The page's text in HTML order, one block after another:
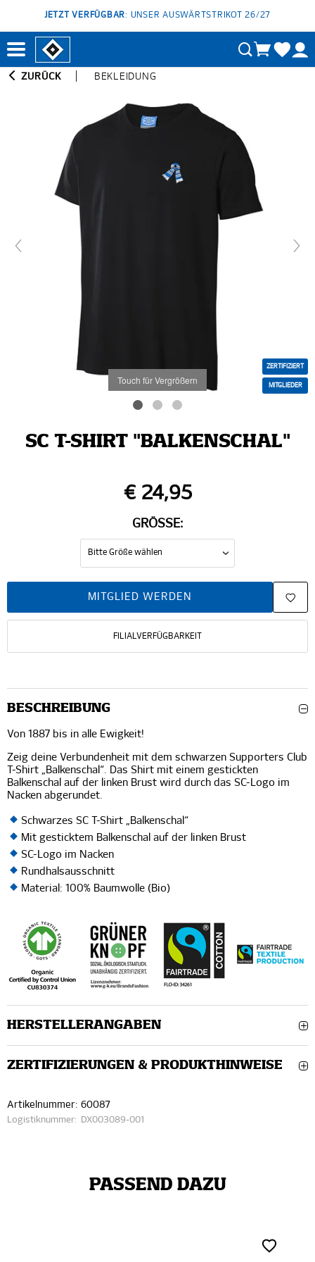
JETZT VERFÜGBAR: UNSER AUSWÄRTSTRIKOT 26/27
ZURÜCK BEKLEIDUNG
Touch für Vergrößern
ZERTIFIZIERT
MITGLIEDER
SC T-SHIRT "BALKENSCHAL"
€ 24,95
GRÖSSE:
MITGLIED WERDEN
FILIALVERFÜGBARKEIT
BESCHREIBUNG
Von 1887 bis in alle Ewigkeit!
Zeig deine Verbundenheit mit dem schwarzen Supporters Club
T-Shirt „Balkenschal“. Das Shirt mit einem gestickten
Balkenschal auf der linken Brust wird durch das SC-Logo im
Nacken abgerundet.
Schwarzes SC T-Shirt „Balkenschal“
Mit gesticktem Balkenschal auf der linken Brust
SC-Logo im Nacken
Rundhalsausschnitt
Material: 100% Baumwolle (Bio)
HERSTELLERANGABEN
ZERTIFIZIERUNGEN & PRODUKTHINWEISE
Artikelnummer: 60087
Logistiknummer: DX003089-001
PASSEND DAZU